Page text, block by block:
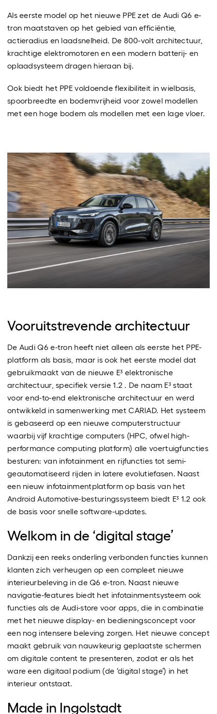
Als eerste model op het nieuwe PPE zet de Audi Q6 e-
tron maatstaven op het gebied van efficiëntie,
actieradius en laadsnelheid. De 800-volt architectuur,
krachtige elektromotoren en een modern batterij- en
oplaadsysteem dragen hieraan bij.
Ook biedt het PPE voldoende flexibiliteit in wielbasis,
spoorbreedte en bodemvrijheid voor zowel modellen
met een hoge bodem als modellen met een lage vloer.
Vooruitstrevende architectuur
De Audi Q6 e-tron heeft niet alleen als eerste het PPE-
platform als basis, maar is ook het eerste model dat
gebruikmaakt van de nieuwe E³ elektronische
architectuur, specifiek versie 1.2 . De naam E³ staat
voor end-to-end elektronische architectuur en werd
ontwikkeld in samenwerking met CARIAD. Het systeem
is gebaseerd op een nieuwe computerstructuur
waarbij vijf krachtige computers (HPC, ofwel high-
performance computing platform) alle voertuigfuncties
besturen: van infotainment en rijfuncties tot semi-
geautomatiseerd rijden in latere evolutiefasen. Naast
een nieuw infotainmentplatform op basis van het
Android Automotive-besturingssysteem biedt E³ 1.2 ook
de basis voor snelle software-updates.
Welkom in de ‘digital stage’
Dankzij een reeks onderling verbonden functies kunnen
klanten zich verheugen op een compleet nieuwe
interieurbeleving in de Q6 e-tron. Naast nieuwe
navigatie-features biedt het infotainmentsysteem ook
functies als de Audi-store voor apps, die in combinatie
met het nieuwe display- en bedieningsconcept voor
een nog intensere beleving zorgen. Het nieuwe concept
maakt gebruik van nauwkeurig geplaatste schermen
om digitale content te presenteren, zodat er als het
ware een digitaal podium (de ‘digital stage’) in het
interieur ontstaat.
Made in Ingolstadt